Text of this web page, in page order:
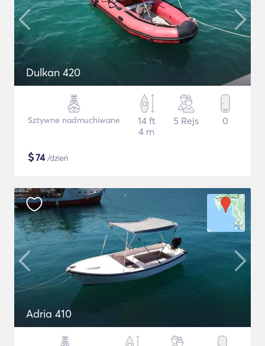
Dulkan 420
Sztywne nadmuchiwane
14 ft
4 m
5 Rejs 0
$74/dzień
Adria 410